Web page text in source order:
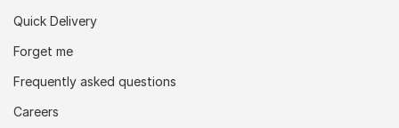
Quick Delivery
Forget me
Frequently asked questions
Careers